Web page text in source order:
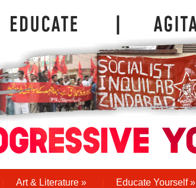
Art & Literature » Educate Yourself»